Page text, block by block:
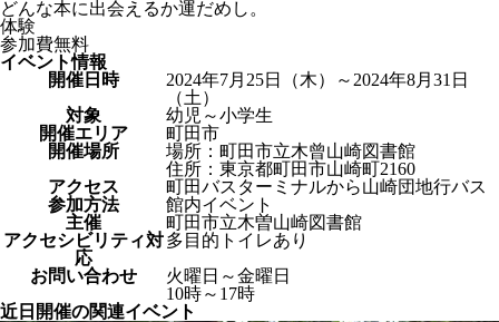
どんな本に出会えるか運だめし。
体験
参加費無料
イベント情報
開催日時
2024年7月25日（木）～2024年8月31日
（土）
対象
幼児～小学生
開催エリア
町田市
開催場所
場所：町田市立木曾山崎図書館
住所：東京都町田市山崎町2160
アクセス
町田バスターミナルから山崎団地行バス
参加方法
館内イベント
主催
町田市立木曽山崎図書館
アクセシビリティ対
応
多目的トイレあり
お問い合わせ
火曜日～金曜日
10時～17時
近日開催の関連イベント